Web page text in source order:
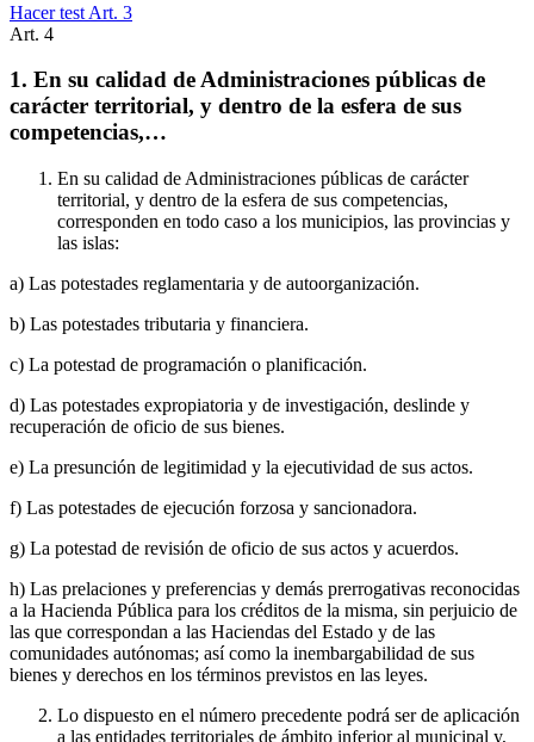
Hacer test Art. 3
Art. 4
1. En su calidad de Administraciones públicas de
carácter territorial, y dentro de la esfera de sus
competencias,…
En su calidad de Administraciones públicas de carácter
territorial, y dentro de la esfera de sus competencias,
corresponden en todo caso a los municipios, las provincias y
las islas:
a) Las potestades reglamentaria y de autoorganización.
b) Las potestades tributaria y financiera.
c) La potestad de programación o planificación.
d) Las potestades expropiatoria y de investigación, deslinde y
recuperación de oficio de sus bienes.
e) La presunción de legitimidad y la ejecutividad de sus actos.
f) Las potestades de ejecución forzosa y sancionadora.
g) La potestad de revisión de oficio de sus actos y acuerdos.
h) Las prelaciones y preferencias y demás prerrogativas reconocidas
a la Hacienda Pública para los créditos de la misma, sin perjuicio de
las que correspondan a las Haciendas del Estado y de las
comunidades autónomas; así como la inembargabilidad de sus
bienes y derechos en los términos previstos en las leyes.
Lo dispuesto en el número precedente podrá ser de aplicación
a las entidades territoriales de ámbito inferior al municipal y,